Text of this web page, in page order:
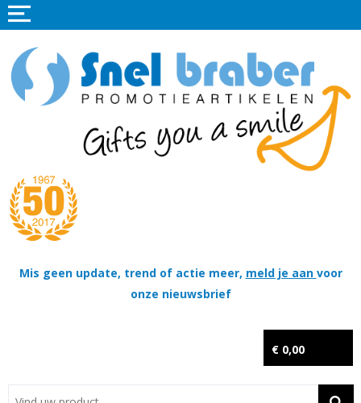
Mis geen update, trend of actie meer, meld je aan voor
onze nieuwsbrief
€ 0,00
Home
Promotieartikelen
Tassen
Thema's